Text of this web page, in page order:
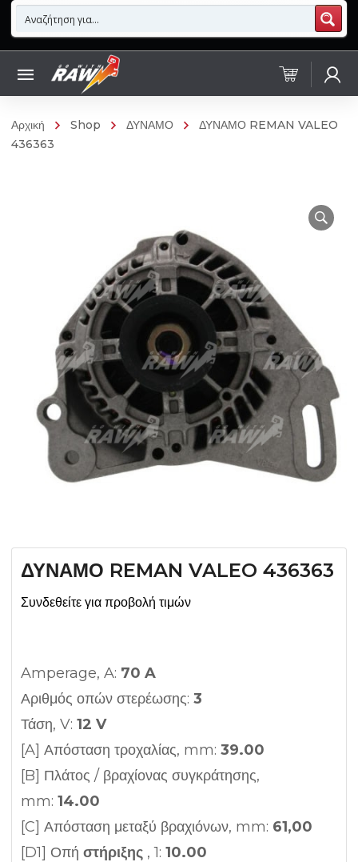
Αρχική Shop ΔΥΝΑΜΟ
ΔΥΝΑΜΟ REMAN VALEO
436363
ΔΥΝΑΜΟ REMAN VALEO 436363
Συνδεθείτε για προβολή τιμών
Amperage, A: 70 A
Αριθμός οπών στερέωσης: 3
Τάση, V: 12 V
[A] Απόσταση τροχαλίας, mm: 39.00
[B] Πλάτος / βραχίονας συγκράτησης,
mm: 14.00
[C] Απόσταση μεταξύ βραχιόνων, mm: 61,00
[D1] Οπή στήριξης , 1: 10.00